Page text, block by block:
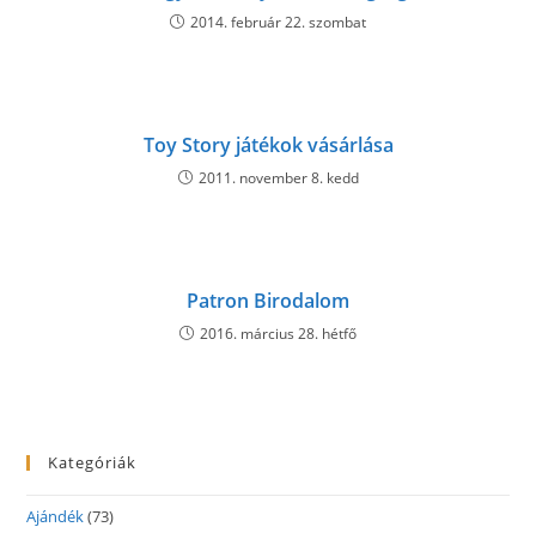
2014. február 22. szombat
Toy Story játékok vásárlása
2011. november 8. kedd
Patron Birodalom
2016. március 28. hétfő
Kategóriák
Ajándék(73)